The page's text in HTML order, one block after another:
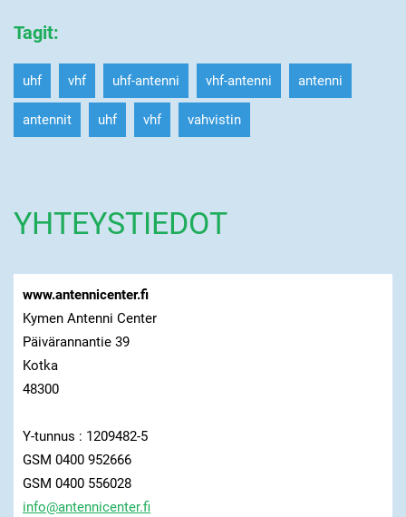
Tagit:
uhf vhf uhf-antenni vhf-antenni antenni
antennit uhf vhf vahvistin
YHTEYSTIEDOT
www.antennicenter.fi
Kymen Antenni Center
Päivärannantie 39
Kotka
48300
Y-tunnus : 1209482-5
GSM 0400 952666
GSM 0400 556028
info@antennicenter.fi